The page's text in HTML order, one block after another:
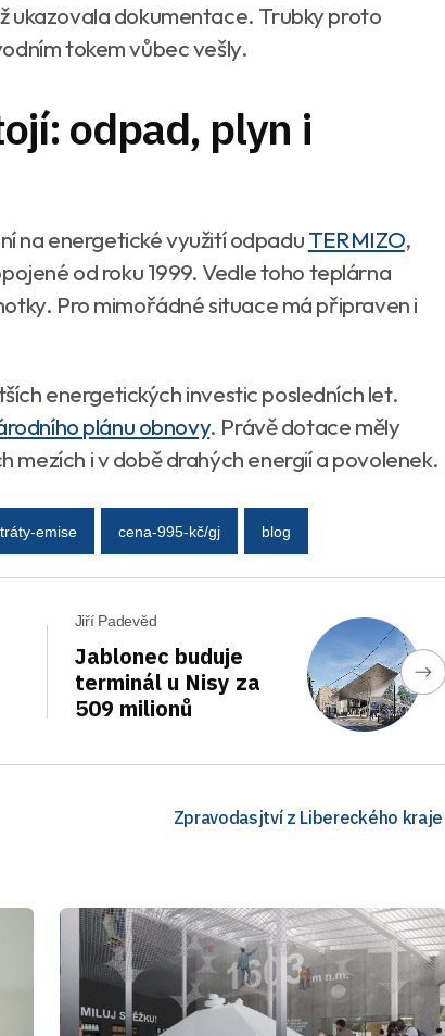
ukazovala dokumentace. Trubky proto
tokem vůbec vešly.
odpad, plyn i
na energetické využití odpaduTERMIZO,
od roku 1999. Vedle toho teplárna
Pro mimořádné situace má připraven i
energetických investic posledních let.
plánu obnovy. Právě dotace měly
mezích i v době drahých energií a povolenek.
emise cena-995-kč/gj blog
Jiří Padevěd
Jablonec buduje
terminál u Nisy za
509 milionů
Zpravodasjtví z Libereckého kraje